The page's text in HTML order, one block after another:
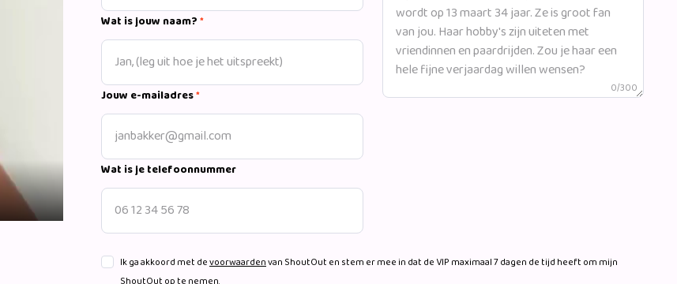
Wat is jouw naam?*
Jouw e-mailadres*
Wat is je telefoonnummer
0/300
Ik ga akkoord met devoorwaardenvan ShoutOut en stem er mee in dat de VIP maximaal 7 dagen de tijd heeft om mijn